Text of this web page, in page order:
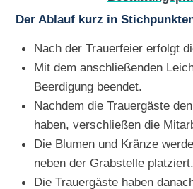
Der Ablauf kurz in
Nach der Trauerfeier erfolgt
Mit dem anschließenden
Beerdigung beendet.
Nachdem die Trauergäste
haben, verschließen die
Die Blumen und Kränze
neben der Grabstelle platziert.
Die Trauergäste haben